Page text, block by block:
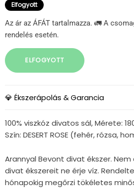
Elfogyott
Az ár az ÁFÁT tartalmazza. 🚛 A
rendelés esetén.
ELFOGYOTT
💎 Ékszerápolás & Garancia
100% viszkóz divatos sál, Mérete:
Szín: DESERT ROSE (fehér, rózsa,
Arannyal Bevont divat ékszer.
divat ékszereit ne érje víz.
hónapokig megőrzi tökéletes